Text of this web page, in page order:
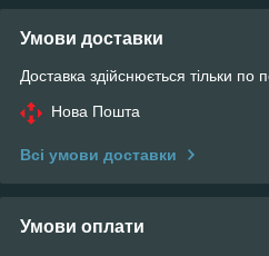
Умови доставки
Доставка здійснюється тільки по
Нова Пошта
Всі умови доставки
Умови оплати